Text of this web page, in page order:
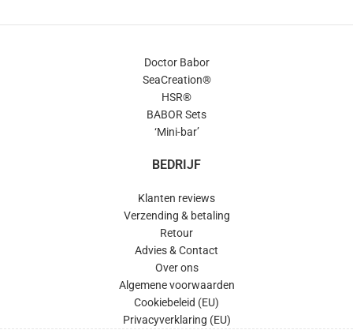
Doctor Babor
SeaCreation®
HSR®
BABOR Sets
‘Mini-bar’
BEDRIJF
Klanten reviews
Verzending & betaling
Retour
Advies & Contact
Over ons
Algemene voorwaarden
Cookiebeleid (EU)
Privacyverklaring (EU)